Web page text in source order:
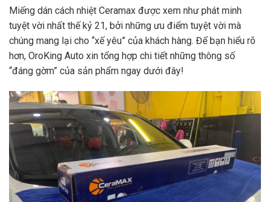
Miếng dán cách nhiệt Ceramax được xem như phát minh
tuyệt vời nhất thế kỷ 21, bởi những ưu điểm tuyệt vời mà
chúng mang lại cho “xế yêu” của khách hàng. Để bạn hiểu rõ
hơn, OroKing Auto xin tổng hợp chi tiết những thông số
“đáng gờm” của sản phẩm ngay dưới đây!